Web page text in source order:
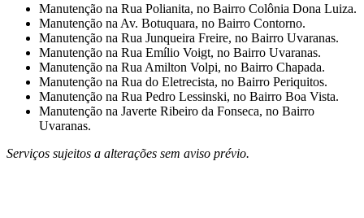
Manutenção na Rua Polianita, no Bairro Colônia Dona Luiza.
Manutenção na Av. Botuquara, no Bairro Contorno.
Manutenção na Rua Junqueira Freire, no Bairro Uvaranas.
Manutenção na Rua Emílio Voigt, no Bairro Uvaranas.
Manutenção na Rua Amilton Volpi, no Bairro Chapada.
Manutenção na Rua do Eletrecista, no Bairro Periquitos.
Manutenção na Rua Pedro Lessinski, no Bairro Boa Vista.
Manutenção na Javerte Ribeiro da Fonseca, no Bairro
Uvaranas.
Serviços sujeitos a alterações sem aviso prévio.